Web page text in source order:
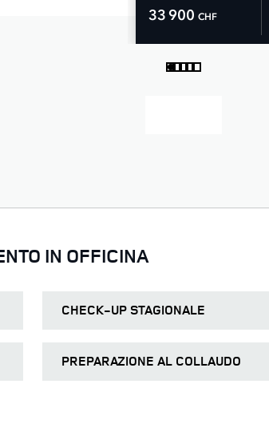
33 900 CHF
IN OFFICINA
CHECK-UP STAGIONALE
PREPARAZIONE AL COLLAUDO